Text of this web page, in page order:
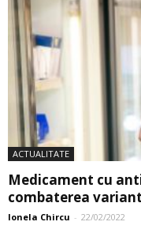
ACTUALITATE
Medicament cu
combaterea
Ionela Chircu - 22/02/2022